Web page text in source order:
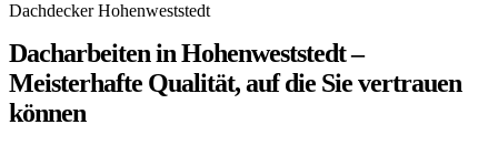
Dachdecker Hohenweststedt
Dacharbeiten in Hohenweststedt –
Meisterhafte Qualität, auf die Sie vertrauen
können